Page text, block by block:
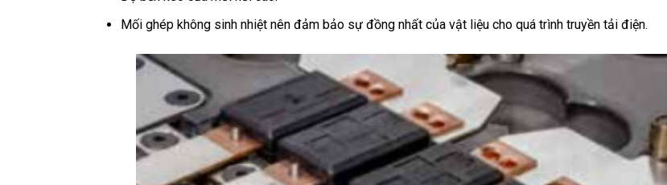
Mối ghép không sinh nhiệt nên đảm bảo sự đồng nhất của vật liệu cho quá trình truyền tải điện.